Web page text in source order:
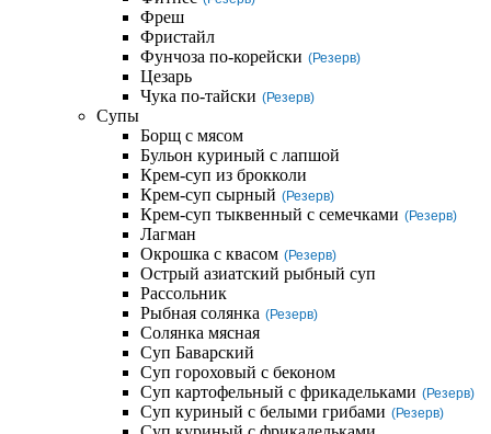
Фреш
Фристайл
Фунчоза по-корейски (Резерв)
Цезарь
Чука по-тайски (Резерв)
Супы
Борщ с мясом
Бульон куриный с лапшой
Крем-суп из брокколи
Крем-суп сырный (Резерв)
Крем-суп тыквенный с семечками (Резерв)
Лагман
Окрошка с квасом (Резерв)
Острый азиатский рыбный суп
Рассольник
Рыбная солянка (Резерв)
Солянка мясная
Суп Баварский
Суп гороховый с беконом
Суп картофельный с фрикадельками (Резерв)
Суп куриный с белыми грибами (Резерв)